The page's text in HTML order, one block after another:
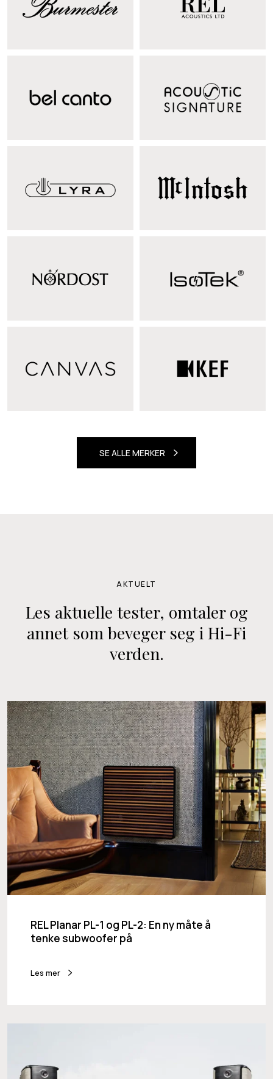
SE ALLE MERKER
AKTUELT
Les aktuelle tester, omtaler og
annet som beveger seg i Hi-Fi
verden.
R
E
L
P
l
n
a
r
P
L
-
1
E
REL Planar PL-1 og PL-2: En ny måte å
tenke subwoofer på
Les mer